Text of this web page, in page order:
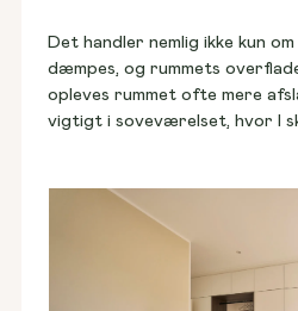
Det handler nemlig ikke kun
dæmpes, og rummets
opleves rummet ofte mere
vigtigt i soveværelset, hvor I